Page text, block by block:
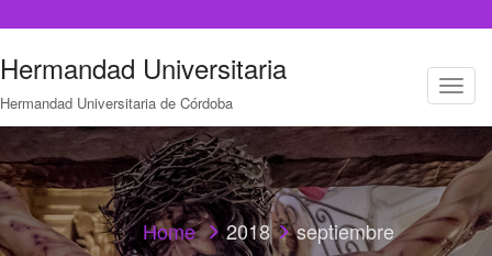
Hermandad Universitaria
Hermandad Universitaria de Córdoba
T
o
g
l
e
n
a
v
Home 2018 septiembre